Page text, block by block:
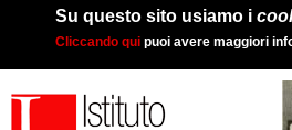
Su questo sito usiamo i
Cliccando qui puoi avere maggiori